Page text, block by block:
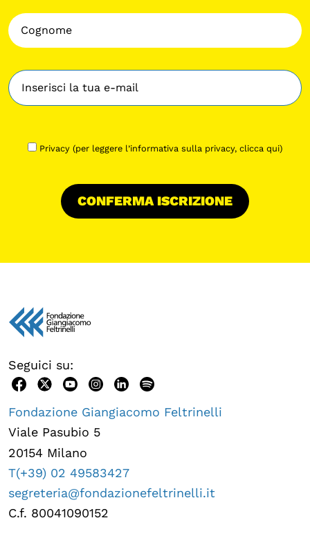
Privacy (per leggere l’informativa sulla privacy, clicca qui)
Seguici su:
Fondazione Giangiacomo Feltrinelli
Viale Pasubio 5
20154 Milano
T(+39) 02 49583427
segreteria@fondazionefeltrinelli.it
C.f. 80041090152